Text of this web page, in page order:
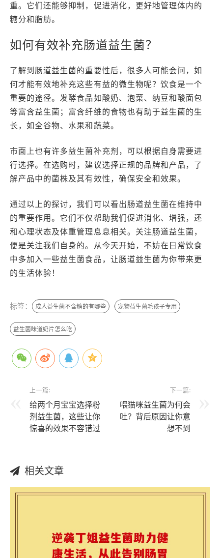
重。它们还能够抑制，促进消化，更好地管理体内的
糖分和脂肪。
如何有效补充肠道益生菌？
了解到肠道益生菌的重要性后，很多人可能会问，如
何才能有效地补充这些有益的微生物呢？饮食是一个
重要的途径。发酵食品如酸奶、泡菜、纳豆和酸面包
等富含益生菌；富含纤维的食物也有助于益生菌的生
长，如全谷物、水果和蔬菜。
市面上也有许多益生菌补充剂，可以根据自身需要进
行选择。在选购时，建议选择正规的品牌和产品，了
解产品中的菌株及其有效性，确保安全和效果。
通过以上的探讨，我们可以看出肠道益生菌在维持中
的重要作用。它们不仅帮助我们促进消化、增强，还
和心理状态及体重管理息息相关。关注肠道益生菌，
便是关注我们自身的。从今天开始，不妨在日常饮食
中多加入一些益生菌食品，让肠道益生菌为你带来更
的生活体验！
标签： 成人益生菌不含糖的有哪些 宠物益生菌毛孩子专用
益生菌味道奶片怎么吃
上一篇:
给两个月宝宝选择粉
剂益生菌，这些让你
惊喜的效果不容错过
下一篇:
喂猫咪益生菌为何会
吐？背后原因让你意
想不到
相关文章